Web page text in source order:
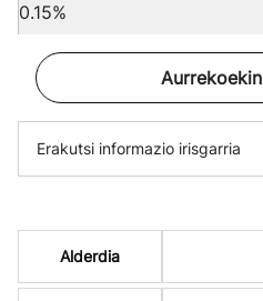
0.15%
Erakutsi informazio irisgarria
Alderdia